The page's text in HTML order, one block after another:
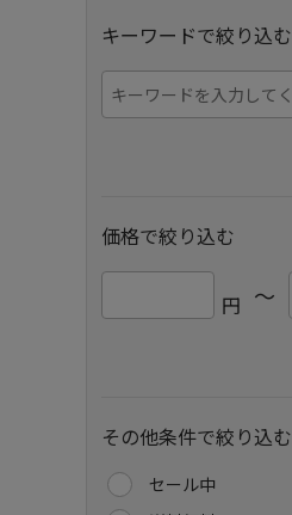
キーワードで絞り込む
価格で絞り込む
円 ～
その他条件で絞り込む
セール中